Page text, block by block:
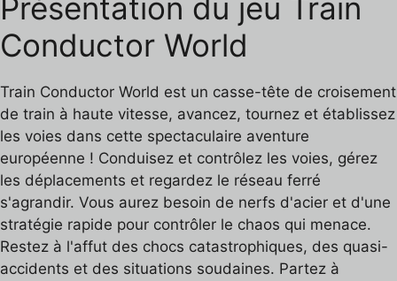
Présentation du jeu Train
Conductor World
Train Conductor World est un casse-tête de croisement
de train à haute vitesse, avancez, tournez et établissez
les voies dans cette spectaculaire aventure
européenne ! Conduisez et contrôlez les voies, gérez
les déplacements et regardez le réseau ferré
s'agrandir. Vous aurez besoin de nerfs d'acier et d'une
stratégie rapide pour contrôler le chaos qui menace.
Restez à l'affut des chocs catastrophiques, des quasi-
accidents et des situations soudaines. Partez à